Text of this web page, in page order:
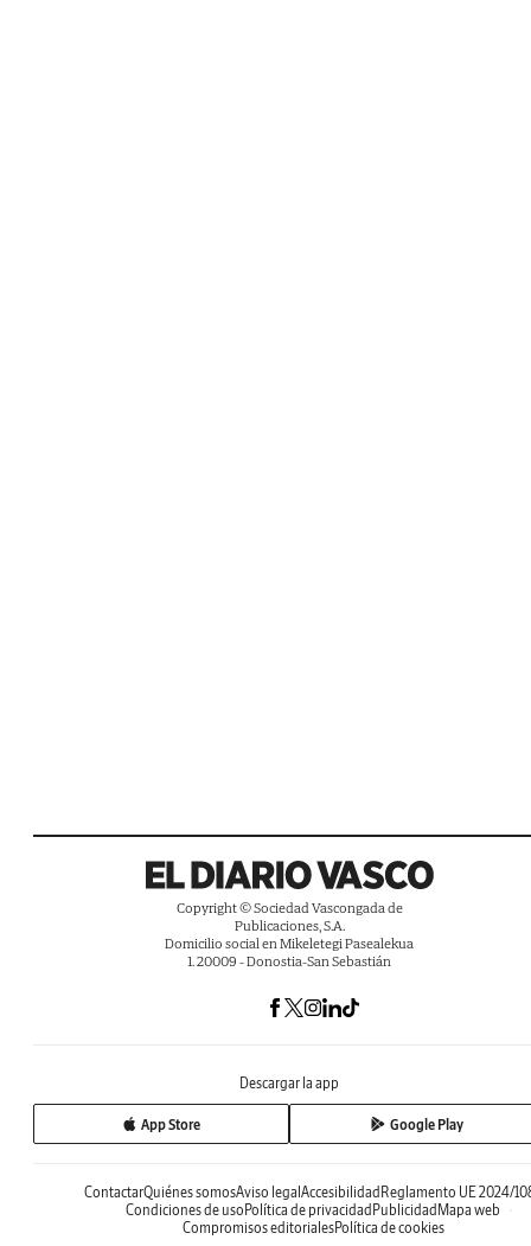
Copyright © Sociedad Vascongada de
Publicaciones, S.A.
Domicilio social en Mikeletegi Pasealekua
1. 20009 - Donostia-San Sebastián
Descargar la app
App Store Google Play
ContactarQuiénes somosAviso legal Accesibilidad Reglamento UE 2024/
Condiciones de uso Política de privacidad Publicidad Mapa web
Compromisos editorialesPolítica de cookies